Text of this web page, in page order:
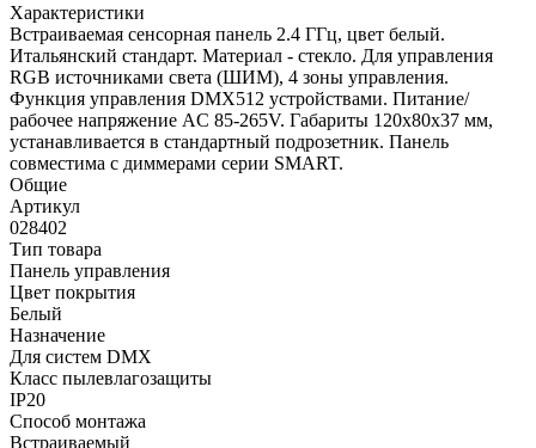
Характеристики
Встраиваемая сенсорная панель 2.4 ГГц, цвет белый.
Итальянский стандарт. Материал - стекло. Для управления
RGB источниками света (ШИМ), 4 зоны управления.
Функция управления DMX512 устройствами. Питание/
рабочее напряжение AC 85-265V. Габариты 120х80х37 мм,
устанавливается в стандартный подрозетник. Панель
совместима с диммерами серии SMART.
Общие
Артикул
028402
Тип товара
Панель управления
Цвет покрытия
Белый
Назначение
Для систем DMX
Класс пылевлагозащиты
IP20
Способ монтажа
Встраиваемый